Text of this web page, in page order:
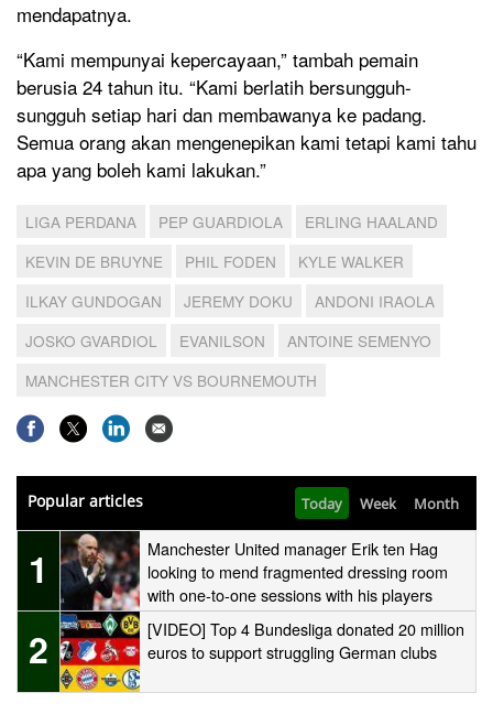
mendapatnya.
“Kami mempunyai kepercayaan,” tambah pemain
berusia 24 tahun itu. “Kami berlatih bersungguh-
sungguh setiap hari dan membawanya ke padang.
Semua orang akan mengenepikan kami tetapi kami tahu
apa yang boleh kami lakukan.”
LIGA PERDANA PEP GUARDIOLA
ERLING HAALAND
KEVIN DE BRUYNE
PHIL FODEN
KYLE WALKER
ILKAY GUNDOGAN
JEREMY DOKU
ANDONI IRAOLA
JOSKO GVARDIOL
EVANILSON
ANTOINE SEMENYO
MANCHESTER CITY VS BOURNEMOUTH
Popular articles Today Week Month
1
Manchester United manager Erik ten Hag
looking to mend fragmented dressing room
with one-to-one sessions with his players
2
[VIDEO] Top 4 Bundesliga donated 20 million
euros to support struggling German clubs